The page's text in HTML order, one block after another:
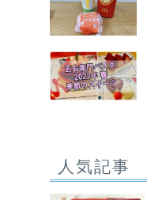
人気記事